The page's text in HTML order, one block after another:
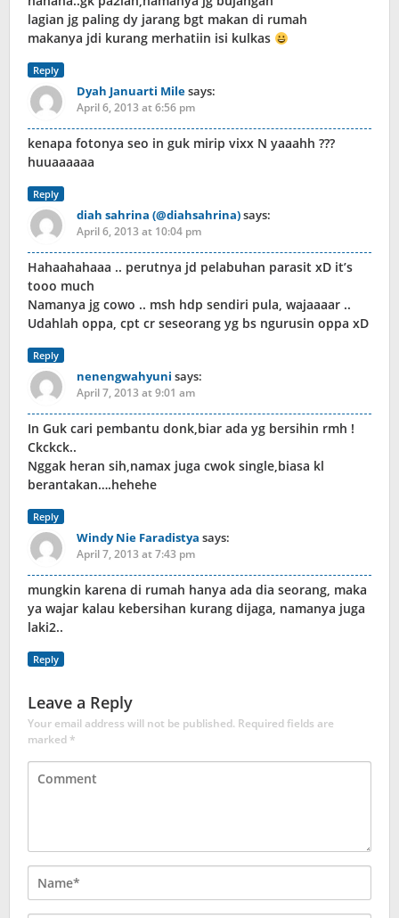
lagian jg paling dy jarang bgt makan di rumah
makanya jdi kurang merhatiin isi kulkas
Reply
Dyah Januarti Milesays:
April 6, 2013 at 6:56 pm
kenapa fotonya seo in guk mirip vixx N yaaahh ???
huuaaaaaa
Reply
diah sahrina (@diahsahrina)says:
April 6, 2013 at 10:04 pm
Hahaahahaaa .. perutnya jd pelabuhan parasit xD it’s
tooo much
Namanya jg cowo .. msh hdp sendiri pula, wajaaaar ..
Udahlah oppa, cpt cr seseorang yg bs ngurusin oppa xD
Reply
nenengwahyuni says:
April 7, 2013 at 9:01 am
In Guk cari pembantu donk,biar ada yg bersihin rmh !
Ckckck..
Nggak heran sih,namax juga cwok single,biasa kl
berantakan….hehehe
Reply
Windy Nie Faradistya says:
April 7, 2013 at 7:43 pm
mungkin karena di rumah hanya ada dia seorang, maka
ya wajar kalau kebersihan kurang dijaga, namanya juga
laki2..
Reply
Leave a Reply
Your email address will not be published. Required fields are
marked*